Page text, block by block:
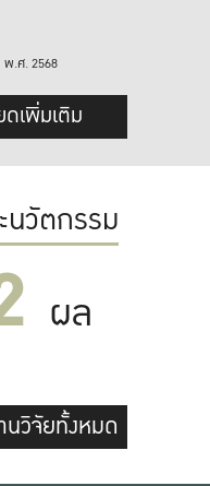
.ศ. 2568
ดเพิ่มเติม
นวัตกรรม
ผล
นวิจัยทั้งหมด